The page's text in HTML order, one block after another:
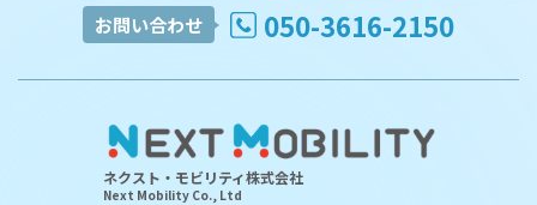
お問い合わせ 050-3616-2150
ネクスト・モビリティ株式会社
Next Mobility Co., Ltd